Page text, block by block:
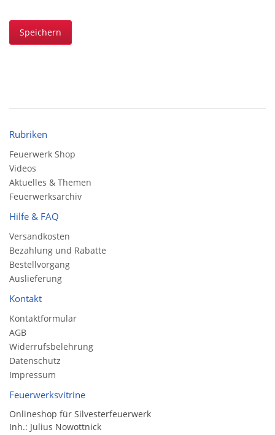
Speichern
Rubriken
Feuerwerk Shop
Videos
Aktuelles & Themen
Feuerwerksarchiv
Hilfe & FAQ
Versandkosten
Bezahlung und Rabatte
Bestellvorgang
Auslieferung
Kontakt
Kontaktformular
AGB
Widerrufsbelehrung
Datenschutz
Impressum
Feuerwerksvitrine
Onlineshop für Silvesterfeuerwerk
Inh.: Julius Nowottnick